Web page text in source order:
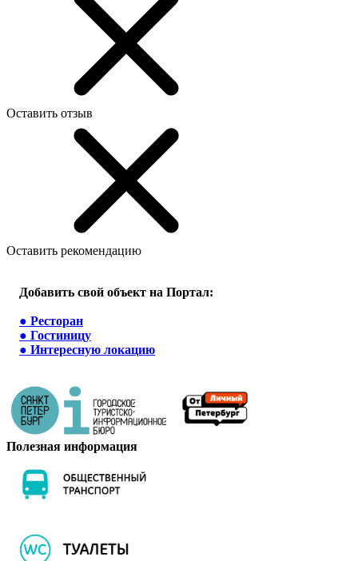
Оставить отзыв
Оставить рекомендацию
Добавить свой объект на Портал:
● Ресторан
● Гостиницу
● Интересную локацию
Полезная информация